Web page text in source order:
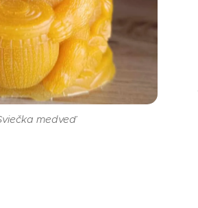
medveď
medvedík